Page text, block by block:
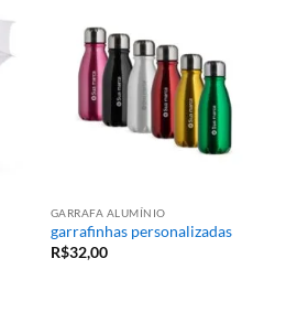
GARRAFA ALUMÍNIO
garrafinhas personalizadas
R$32,00